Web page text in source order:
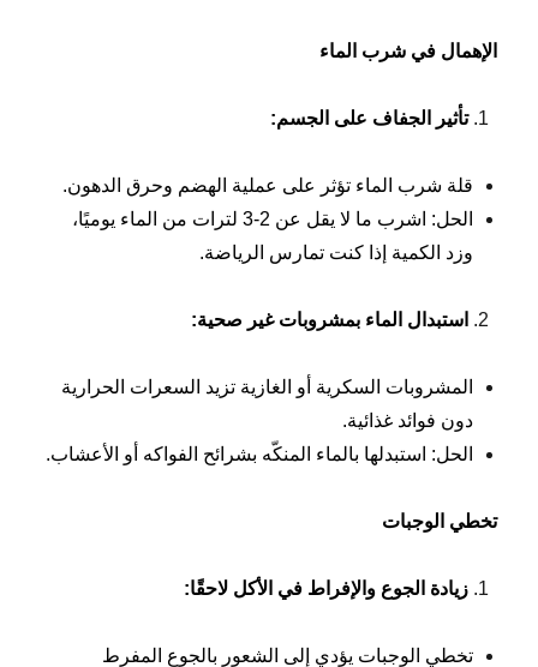
الإهمال في شرب الماء
تأثير الجفاف على الجسم:
قلة شرب الماء تؤثر على عملية الهضم وحرق الدهون.
الحل: اشرب ما لا يقل عن 2-3 لترات من الماء يوميًا،
وزد الكمية إذا كنت تمارس الرياضة.
استبدال الماء بمشروبات غير صحية:
المشروبات السكرية أو الغازية تزيد السعرات الحرارية
دون فوائد غذائية.
الحل: استبدلها بالماء المنكّه بشرائح الفواكه أو الأعشاب.
تخطي الوجبات
زيادة الجوع والإفراط في الأكل لاحقًا:
تخطي الوجبات يؤدي إلى الشعور بالجوع المفرط